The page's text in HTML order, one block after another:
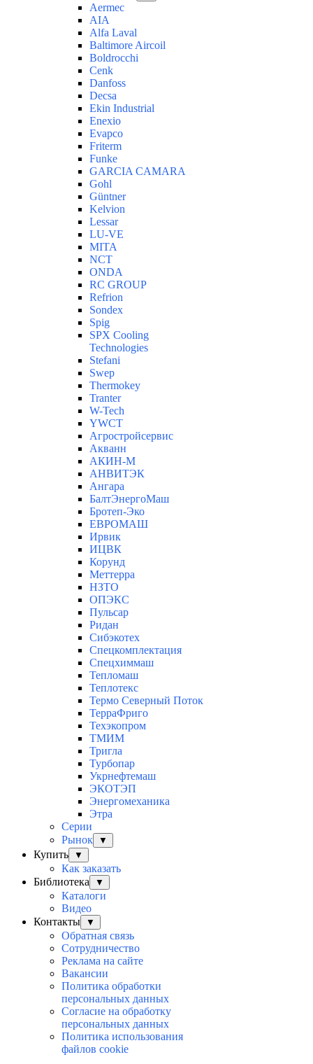
Aermec
AIA
Alfa Laval
Baltimore Aircoil
Boldrocchi
Cenk
Danfoss
Decsa
Ekin Industrial
Enexio
Evapco
Friterm
Funke
GARCIA CAMARA
Gohl
Güntner
Kelvion
Lessar
LU-VE
MITA
NCT
ONDA
RC GROUP
Refrion
Sondex
Spig
SPX Cooling
Technologies
Stefani
Swep
Thermokey
Tranter
W-Tech
YWCT
Агростройсервис
Акванн
АКИН-М
АНВИТЭК
Ангара
БалтЭнергоМаш
Бротеп-Эко
ЕВРОМАШ
Ирвик
ИЦВК
Корунд
Меттерра
НЗТО
ОПЭКС
Пульсар
Ридан
Сибэкотех
Спецкомплектация
Спецхиммаш
Тепломаш
Теплотекс
Термо Северный Поток
ТерраФриго
Техэкопром
ТМИМ
Тригла
Турбопар
Укрнефтемаш
ЭКОТЭП
Энергомеханика
Этра
Серии
Рынок
▼
Купить ▼
Как заказать
Библиотека
▼
Каталоги
Видео
Контакты
▼
Обратная связь
Сотрудничество
Реклама на сайте
Вакансии
Политика обработки
персональных данных
Согласие на обработку
персональных данных
Политика использования
файлов cookie